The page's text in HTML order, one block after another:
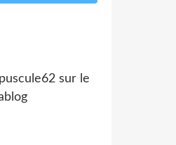
sur le